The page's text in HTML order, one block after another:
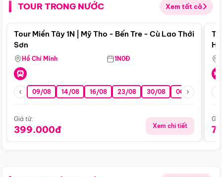
TOUR TRONG NƯỚC Xem tất cả
Điểm nổi bật
Tour Miền Tây 1N | Mỹ Tho - Bến Tre - Cù Lao Thới
Sơn
Hồ Chí Minh 1N0Đ
09/08 14/08 16/08 23/08 30/08 06/09 13/09
Giá từ:
399.000đ Xem chi tiết